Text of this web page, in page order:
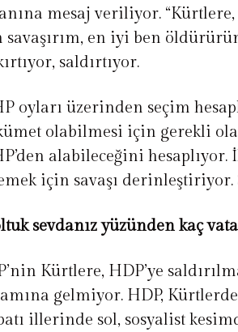
mesaj veriliyor.
savaşırım, en iyi ben
saldırtıyor.
oyları üzerinden seçim
olabilmesi için gerekli
alabileceğini hesaplıyor.
için savaşı derinleştiriyor.
sevdanız yüzünden kaç
Kürtlere, HDP’ye
gelmiyor. HDP,
illerinde sol, sosyalist